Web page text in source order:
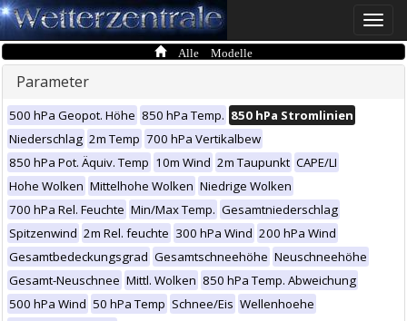
Toggle
Alle Modelle
Parameter
500 hPa Geopot. Höhe 850 hPa Temp. 850 hPa Stromlinien
Niederschlag 2m Temp 700 hPa Vertikalbew
850 hPa Pot. Äquiv. Temp 10m Wind 2m Taupunkt CAPE/LI
Hohe Wolken Mittelhohe Wolken Niedrige Wolken
700 hPa Rel. Feuchte Min/Max Temp. Gesamtniederschlag
Spitzenwind 2m Rel. feuchte 300 hPa Wind 200 hPa Wind
Gesamtbedeckungsgrad Gesamtschneehöhe Neuschneehöhe
Gesamt-Neuschnee Mittl. Wolken 850 hPa Temp. Abweichung
500 hPa Wind 50 hPa Temp Schnee/Eis Wellenhoehe